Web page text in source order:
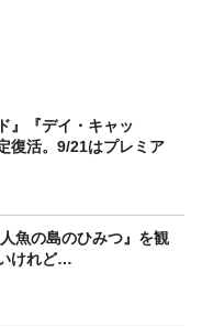
』『デイ・キャッ
復活。9/21はプレミア
人魚の島のひみつ』を観
けれど…